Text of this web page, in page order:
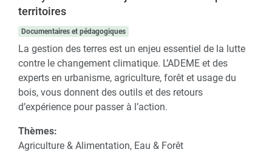
territoires
Documentaires et pédagogiques
La gestion des terres est un enjeu essentiel de la lutte
contre le changement climatique. L’ADEME et des
experts en urbanisme, agriculture, forêt et usage du
bois, vous donnent des outils et des retours
d’expérience pour passer à l’action.
Thèmes:
Agriculture & Alimentation, Eau & Forêt